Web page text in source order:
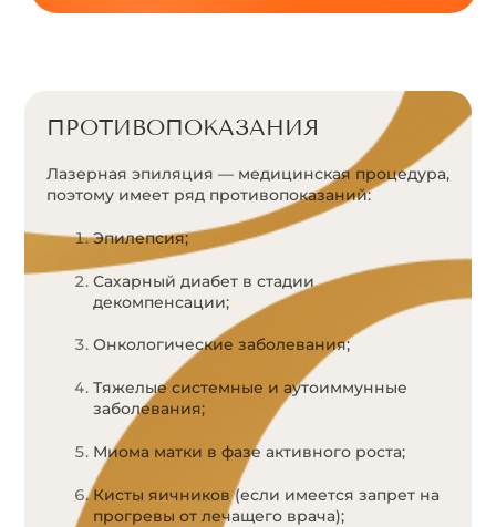
ПРОТИВОПОКАЗАНИЯ
Лазерная эпиляция — медицинская процедура,
поэтому имеет ряд противопоказаний:
Эпилепсия;
Сахарный диабет в стадии
декомпенсации;
Онкологические заболевания;
Тяжелые системные и аутоиммунные
заболевания;
Миома матки в фазе активного роста;
Кисты яичников (если имеется запрет на
прогревы от лечащего врача);